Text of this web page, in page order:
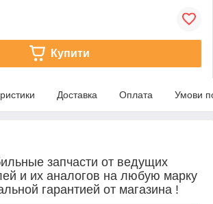
Купити
Доставка Оплата Умови
запчасти от ведущих
и их аналогов на любую марку
гарантией от магазина !